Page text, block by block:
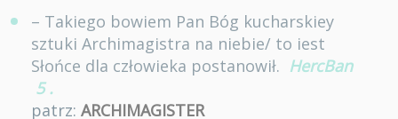
– Takiego bowiem Pan Bóg kucharskiey
sztuki Archimagistra na niebie/ to iest
Słońce dla człowieka postanowił. HercBan
5 .
patrz: ARCHIMAGISTER